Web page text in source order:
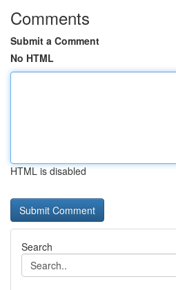
Comments
Submit a Comment
No HTML
HTML is disabled
Search